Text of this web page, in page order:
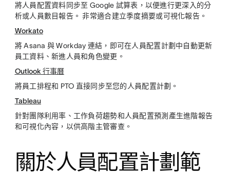
將人員配置資料同步至 Google 試算表，以便進行更深入的分
析或人員數目報告。 非常適合建立季度摘要或可視化報告。
Workato
將 Asana 與 Workday 連結，即可在人員配置計劃中自動更新
員工資料、新進人員和角色變更。
Outlook 行事曆
將員工排程和 PTO 直接同步至您的人員配置計劃。
Tableau
針對團隊利用率、工作負荷趨勢和人員配置預測產生進階報告
和可視化內容，以供高階主管審查。
關於人員配置計劃範